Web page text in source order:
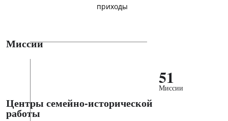
приходы
Миссии
51
Миссии
Центры семейно-исторической
работы